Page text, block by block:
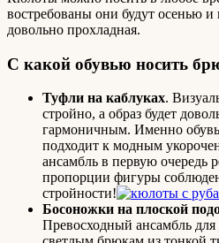
востребованы они будут осенью и
довольно прохладная.
С какой обувью носить
Туфли на каблуках.
стройно, а образ будет
гармоничным. Именно
подходит к модным
ансамбль в первую очередь
пропорции фигуры
стройности!
Босоножки на плоской
Превосходный ансамбль